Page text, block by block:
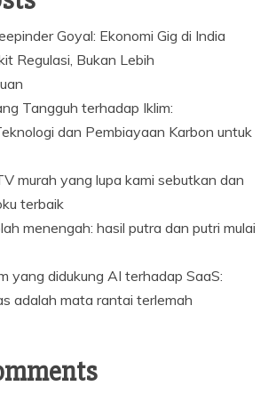
Goyal: Ekonomi Gig di India
Regulasi, Bukan Lebih
Tangguh terhadap Iklim:
dan Pembiayaan Karbon untuk
murah yang lupa kami sebutkan dan
terbaik
menengah: hasil putra dan putri mulai
yang didukung AI terhadap SaaS:
adalah mata rantai terlemah